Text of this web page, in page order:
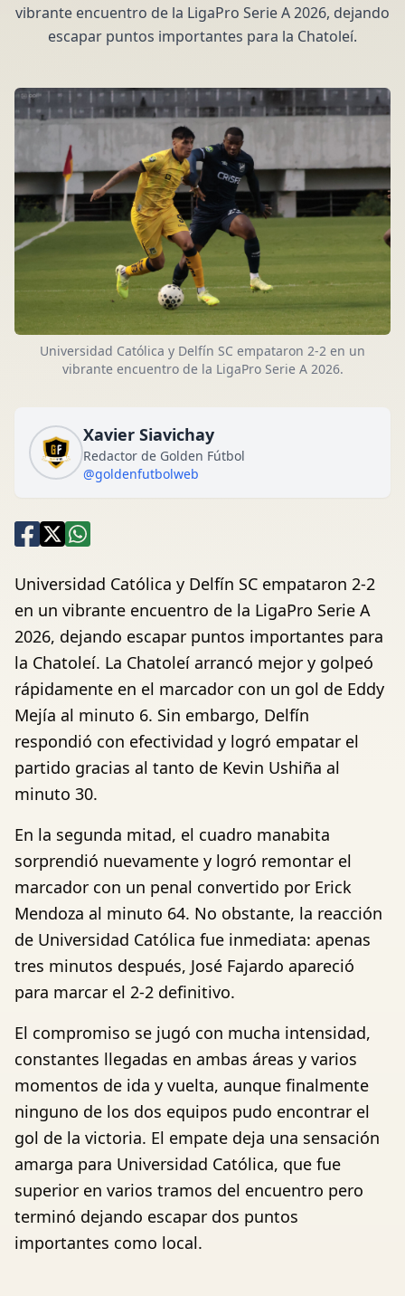
vibrante encuentro de la LigaPro Serie A 2026, dejando
escapar puntos importantes para la Chatoleí.
Universidad Católica y Delfín SC empataron 2-2 en un
vibrante encuentro de la LigaPro Serie A 2026.
Xavier Siavichay
Redactor de Golden Fútbol
@goldenfutbolweb
Universidad Católica y Delfín SC empataron 2-2
en un vibrante encuentro de la LigaPro Serie A
2026, dejando escapar puntos importantes para
la Chatoleí. La Chatoleí arrancó mejor y golpeó
rápidamente en el marcador con un gol de Eddy
Mejía al minuto 6. Sin embargo, Delfín
respondió con efectividad y logró empatar el
partido gracias al tanto de Kevin Ushiña al
minuto 30.
En la segunda mitad, el cuadro manabita
sorprendió nuevamente y logró remontar el
marcador con un penal convertido por Erick
Mendoza al minuto 64. No obstante, la reacción
de Universidad Católica fue inmediata: apenas
tres minutos después, José Fajardo apareció
para marcar el 2-2 definitivo.
El compromiso se jugó con mucha intensidad,
constantes llegadas en ambas áreas y varios
momentos de ida y vuelta, aunque finalmente
ninguno de los dos equipos pudo encontrar el
gol de la victoria. El empate deja una sensación
amarga para Universidad Católica, que fue
superior en varios tramos del encuentro pero
terminó dejando escapar dos puntos
importantes como local.